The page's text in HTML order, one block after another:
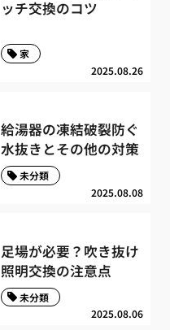
ッチ交換のコツ
2025.08.26
家
給湯器の凍結破裂防ぐ
水抜きとその他の対策
2025.08.08
未分類
足場が必要？吹き抜け
照明交換の注意点
2025.08.06
未分類